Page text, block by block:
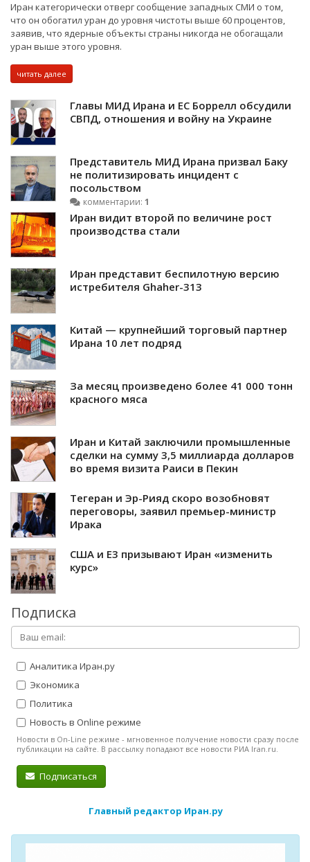
Иран категорически отверг сообщение западных СМИ о том,
что он обогатил уран до уровня чистоты выше 60 процентов,
заявив, что ядерные объекты страны никогда не обогащали
уран выше этого уровня.
читать далее
Главы МИД Ирана и ЕС Боррелл обсудили
СВПД, отношения и войну на Украине
Представитель МИД Ирана призвал Баку
не политизировать инцидент с
посольством
комментарии: 1
Иран видит второй по величине рост
производства стали
Иран представит беспилотную версию
истребителя Ghaher-313
Китай — крупнейший торговый партнер
Ирана 10 лет подряд
За месяц произведено более 41 000 тонн
красного мяса
Иран и Китай заключили промышленные
сделки на сумму 3,5 миллиарда долларов
во время визита Раиси в Пекин
Тегеран и Эр-Рияд скоро возобновят
переговоры, заявил премьер-министр
Ирака
США и E3 призывают Иран «изменить
курс»
Подписка
Аналитика Иран.ру
Экономика
Политика
Новость в Online режиме
Новости в On-Line режиме - мгновенное получение новости сразу после
публикации на сайте. В рассылку попадают все новости РИА Iran.ru.
Подписаться
Главный редактор Иран.ру